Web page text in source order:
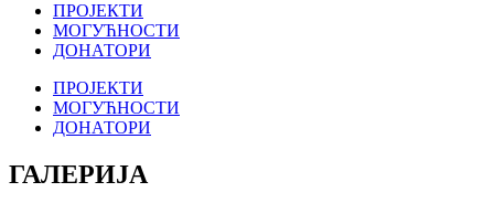
ПРОЈЕКТИ
МОГУЋНОСТИ
ДОНАТОРИ
ПРОЈЕКТИ
МОГУЋНОСТИ
ДОНАТОРИ
ГАЛЕРИЈА